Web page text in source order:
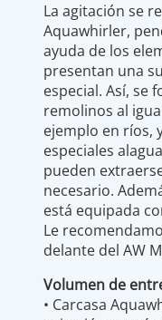
La agitación se
Aquawhirler,
ayuda de los
presentan una
especial. Así, se
remolinos al
ejemplo en ríos,
especiales
pueden
necesario.
está equipada
Le
delante del AW
Volumen de
• Carcasa